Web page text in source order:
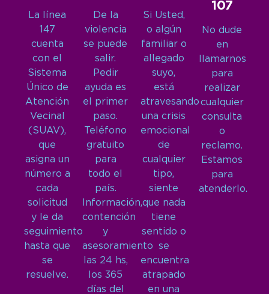
La línea
147
cuenta
con el
Sistema
Único de
Atención
Vecinal
(SUAV),
que
asigna un
número a
cada
solicitud
y le da
seguimiento
hasta que
se
resuelve.
De la
violencia
se puede
salir.
Pedir
ayuda es
el primer
paso.
Teléfono
gratuito
para
todo el
país.
Información,
contención
y
asesoramiento
las 24 hs,
los 365
días del
Si Usted,
o algún
familiar o
allegado
suyo,
está
atravesando
una crisis
emocional
de
cualquier
tipo,
siente
que nada
tiene
sentido o
se
encuentra
atrapado
en una
107
No dude
en
llamarnos
para
realizar
cualquier
consulta
o
reclamo.
Estamos
para
atenderlo.